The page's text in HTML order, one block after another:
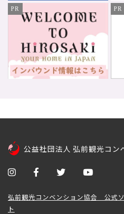
PR PR
公益社団法人 弘前観光コン
弘前観光コンベンション協会 公式
ト